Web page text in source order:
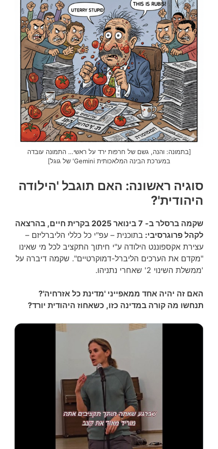
[בתמונה: והנה, גשם של חרפות ירד על ראשי… התמונה עובדה
במערכת הבינה המלאכותית Gemini' של גוגל]
סוגיה ראשונה: האם תוגבל 'הילודה
היהודית'?
שקמה ברסלר ב- 7 בינואר 2025 בקרית חיים, בהרצאה
לקהל פרוגרסיבי: בתוכנית – עפ"י כל כללי הליברליזם –
עצירת אקספוננט הילודה ע"י חיתוך התקציב לכל מי שאינו
"מקדם את הערכים הליברל-דמוקרטיים". שקמה דיברה על
'ממשלת השינוי 2' שאחרי נתניהו.
האם זה יהיה אחד ממאפייני 'מדינת כל אזרחיה'?
תנחשו מה קורה במדינה כזו, כשאחוז היהודית יורד?